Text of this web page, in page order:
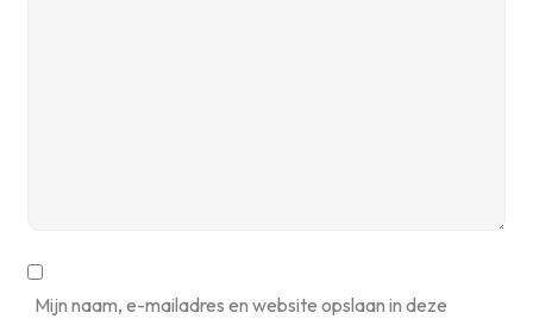
Mijn naam, e-mailadres en website opslaan in deze